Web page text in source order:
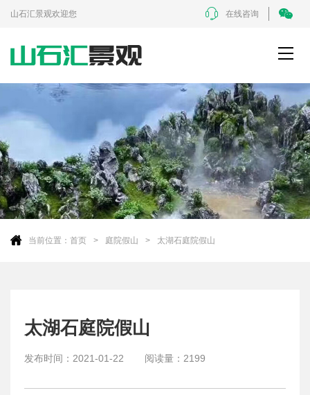
山石汇景观欢迎您 在线咨询
当前位置： 首页 庭院假山 太湖石庭院假山
太湖石庭院假山
发布时间： 2021-01-22 阅读量： 2199